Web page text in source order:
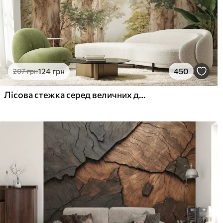
Наші матеріали
Стандарт
831499грн/м² 1066
Преміум Вініл
1216730 грн/м²
207грн124грн 450
Лісова стежка серед величних дерев у стилі акварелі